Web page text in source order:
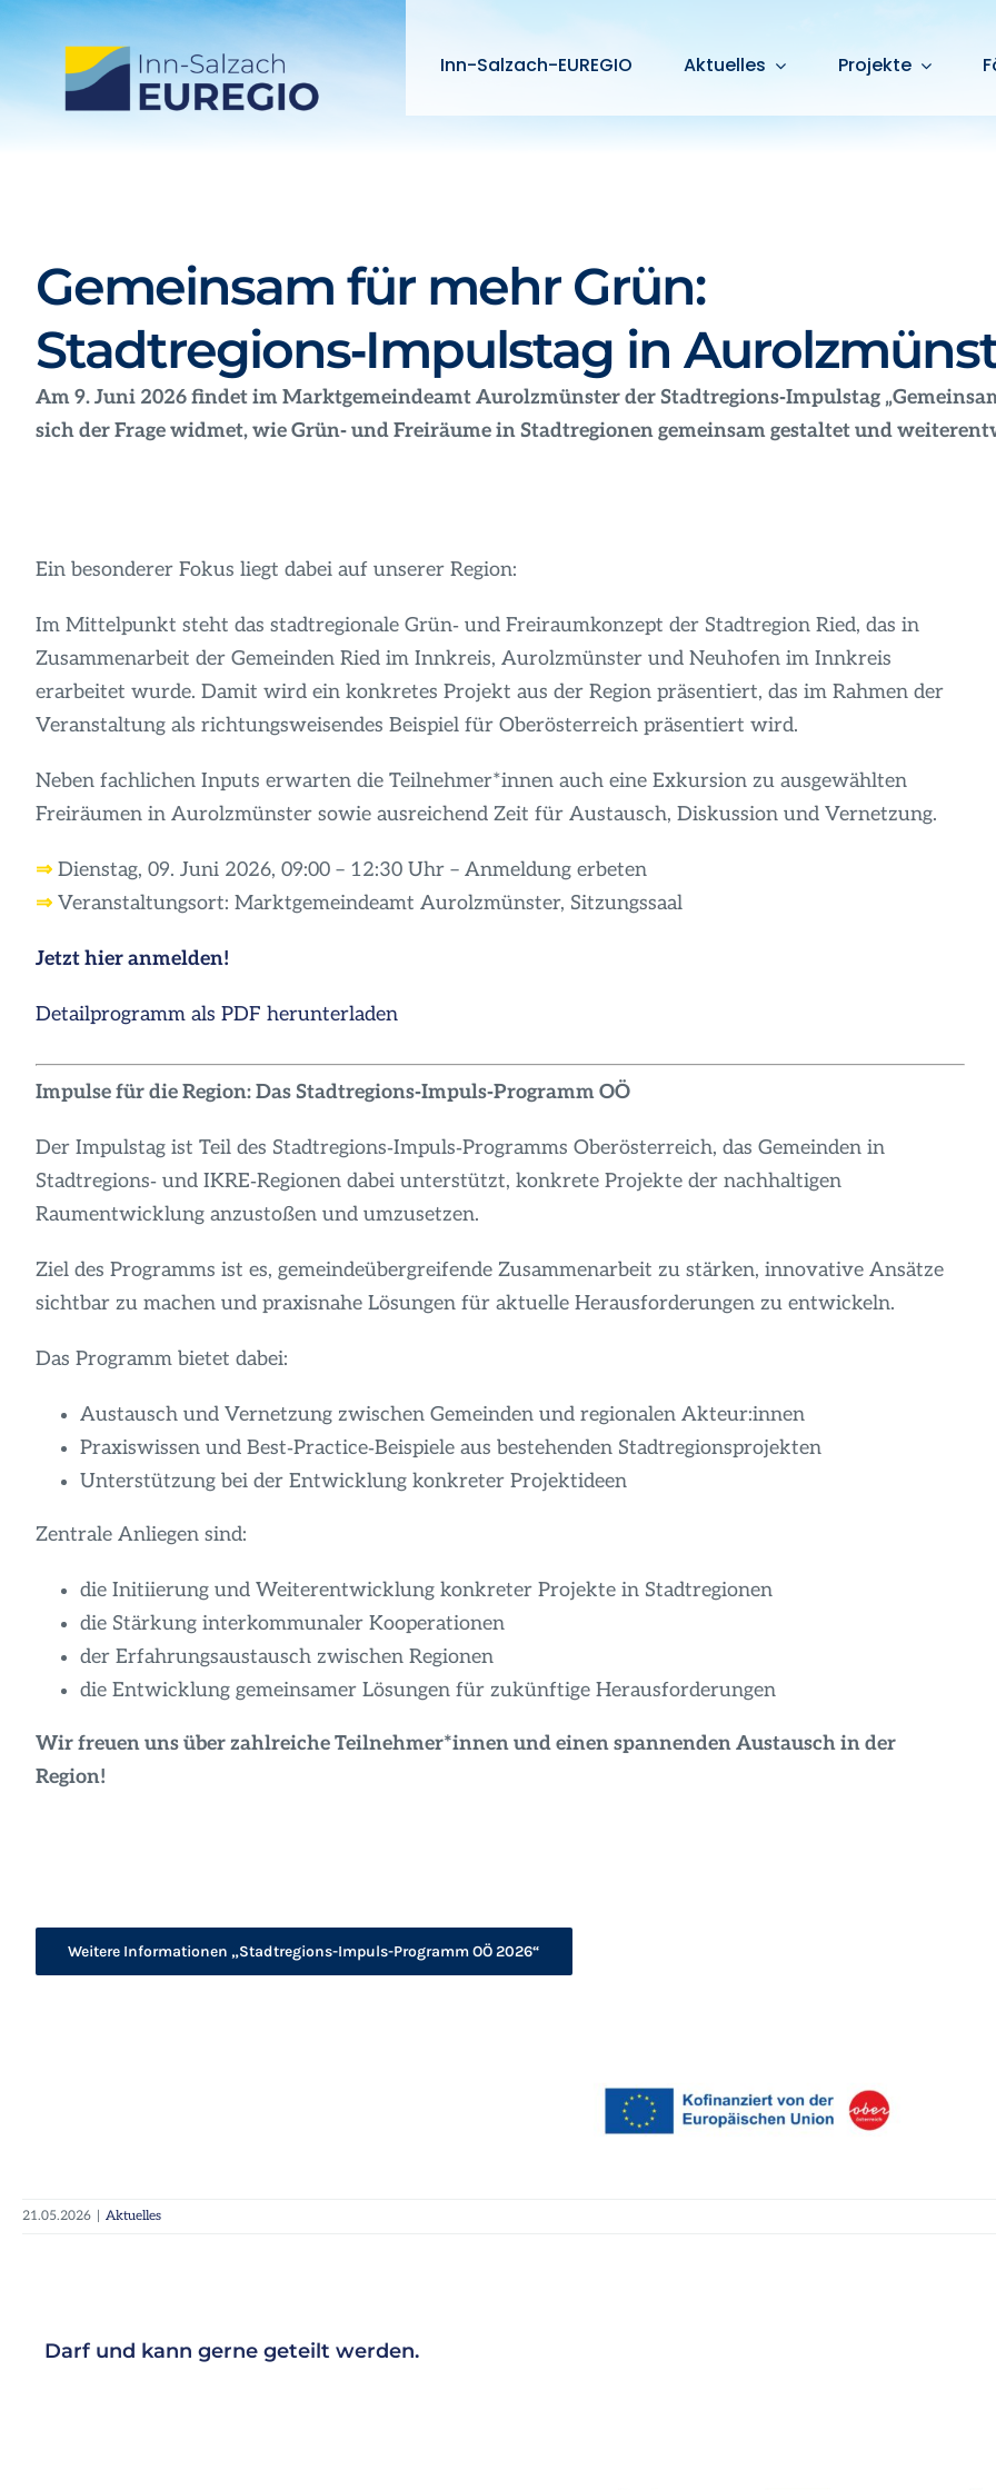
springen
Inn-Salzach-EUREGIO Aktuelles Projekte
Gemeinsam für mehr Grün:
Stadtregions‑Impulstag in
Am 9. Juni 2026 findet im Marktgemeindeamt Aurolzmünster der Stadtregions‑Impulstag
sich der Frage widmet, wie Grün‑und Freiräume in Stadtregionen gemeinsam gestaltet und
Ein besonderer Fokus liegt dabei auf unserer Region:
Im Mittelpunkt steht das stadtregionale Grün‑ und Freiraumkonzept der Stadtregion Ried, das in
Zusammenarbeit der Gemeinden Ried im Innkreis, Aurolzmünster und Neuhofen im Innkreis
erarbeitet wurde. Damit wird ein konkretes Projekt aus der Region präsentiert, das im Rahmen der
Veranstaltung als richtungsweisendes Beispiel für Oberösterreich präsentiert wird.
Neben fachlichen Inputs erwarten die Teilnehmer*innen auch eine Exkursion zu ausgewählten
Freiräumen in Aurolzmünster sowie ausreichend Zeit für Austausch, Diskussion und Vernetzung.
⇒Dienstag, 09. Juni 2026, 09:00 – 12:30 Uhr – Anmeldung erbeten
⇒Veranstaltungsort: Marktgemeindeamt Aurolzmünster, Sitzungssaal
Jetzt hier anmelden!
Detailprogramm als PDF herunterladen
Impulse für die Region: Das Stadtregions‑Impuls‑Programm OÖ
Der Impulstag ist Teil des Stadtregions‑Impuls‑Programms Oberösterreich, das Gemeinden in
Stadtregions‑ und IKRE‑Regionen dabei unterstützt, konkrete Projekte der nachhaltigen
Raumentwicklung anzustoßen und umzusetzen.
Ziel des Programms ist es, gemeindeübergreifende Zusammenarbeit zu stärken, innovative Ansätze
sichtbar zu machen und praxisnahe Lösungen für aktuelle Herausforderungen zu entwickeln.
Das Programm bietet dabei:
Austausch und Vernetzung zwischen Gemeinden und regionalen Akteur:innen
Praxiswissen und Best‑Practice‑Beispiele aus bestehenden Stadtregionsprojekten
Unterstützung bei der Entwicklung konkreter Projektideen
Zentrale Anliegen sind:
die Initiierung und Weiterentwicklung konkreter Projekte in Stadtregionen
die Stärkung interkommunaler Kooperationen
der Erfahrungsaustausch zwischen Regionen
die Entwicklung gemeinsamer Lösungen für zukünftige Herausforderungen
Wir freuen uns über zahlreiche Teilnehmer*innen und einen spannenden Austausch in der
Region!
Weitere Informationen „Stadtregions-Impuls-Programm OÖ 2026“
21.05.2026 Aktuelles
Darf und kann gerne geteilt werden.